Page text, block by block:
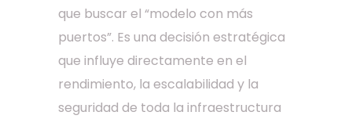
que buscar el “modelo con más
puertos”. Es una decisión estratégica
que influye directamente en el
rendimiento, la escalabilidad y la
seguridad de toda la infraestructura